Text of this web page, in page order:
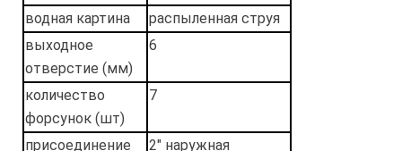
водная картина
распыленная струя
выходное
отверстие (мм)
6
количество
форсунок (шт)
7
присоединение
2" наружная